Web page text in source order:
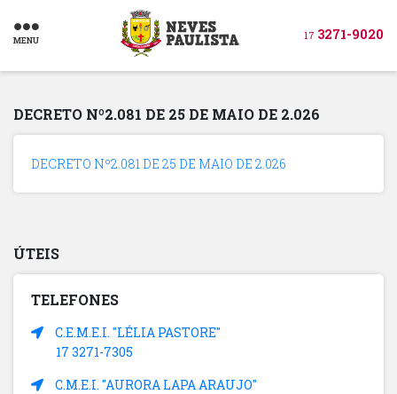
MENU 17 3271-9020
DECRETO Nº2.081 DE 25 DE MAIO DE 2.026
DECRETO Nº2.081 DE 25 DE MAIO DE 2.026
ÚTEIS
TELEFONES
C.E.M.E.I. "LÉLIA PASTORE"
17 3271-7305
C.M.E.I. "AURORA LAPA ARAUJO"